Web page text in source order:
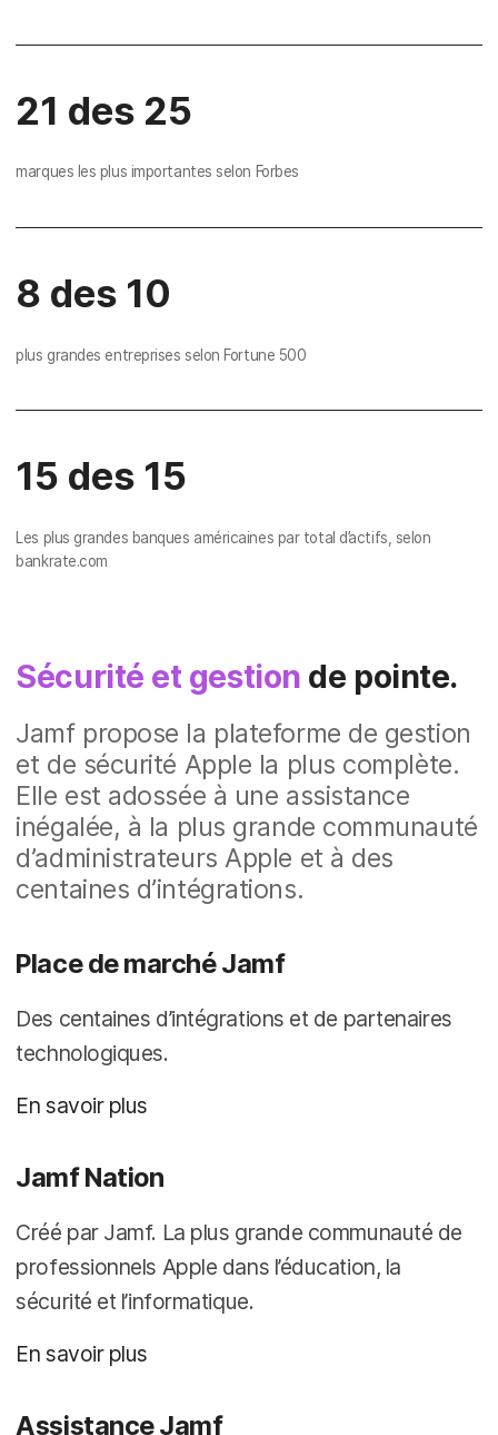
21 des 25
marques les plus importantes selon Forbes
8 des 10
plus grandes entreprises selon Fortune 500
15 des 15
Les plus grandes banques américaines par total d’actifs, selon
bankrate.com
Sécurité et gestion de pointe.
Jamf propose la plateforme de gestion
et de sécurité Apple la plus complète.
Elle est adossée à une assistance
inégalée, à la plus grande communauté
d’administrateurs Apple et à des
centaines d’intégrations.
Place de marché Jamf
Des centaines d’intégrations et de partenaires
technologiques.
En savoir plus
Jamf Nation
Créé par Jamf. La plus grande communauté de
professionnels Apple dans l’éducation, la
sécurité et l’informatique.
En savoir plus
Assistance Jamf